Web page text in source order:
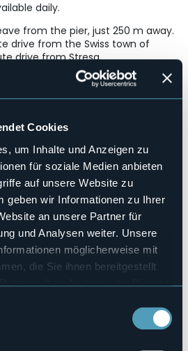
Cookies
um Inhalte und Anzeigen zu
für soziale Medien anbieten
auf unsere Website zu
geben wir Informationen zu Ihrer
an unsere Partner für
und Analysen weiter. Unsere
möglicherweise mit
die Sie ihnen bereitgestellt
Ihrer Nutzung der Dienste
daily.
from the pier, just 250 m away.
drive from the Swiss town of
drive from Stresa.